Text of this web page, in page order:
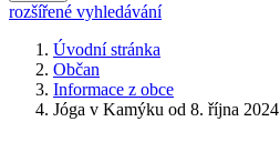
rozšířené vyhledávání
Úvodní stránka
Občan
Informace z obce
Jóga v Kamýku od 8. října 2024